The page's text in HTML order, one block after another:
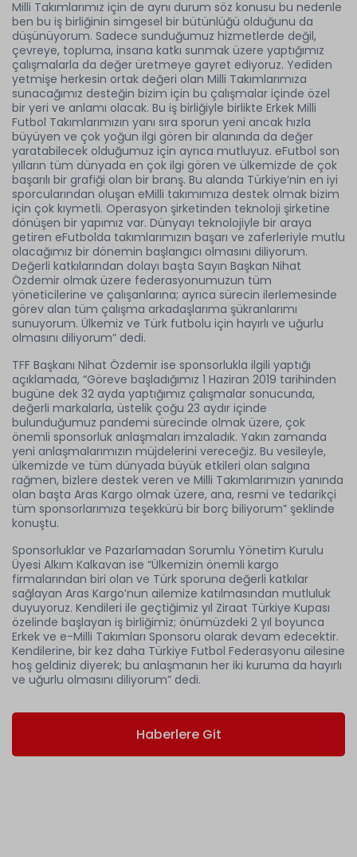
Milli Takımlarımız için de aynı durum söz konusu bu nedenle
ben bu iş birliğinin simgesel bir bütünlüğü olduğunu da
düşünüyorum. Sadece sunduğumuz hizmetlerde değil,
çevreye, topluma, insana katkı sunmak üzere yaptığımız
çalışmalarla da değer üretmeye gayret ediyoruz. Yediden
yetmişe herkesin ortak değeri olan Milli Takımlarımıza
sunacağımız desteğin bizim için bu çalışmalar içinde özel
bir yeri ve anlamı olacak. Bu iş birliğiyle birlikte Erkek Milli
Futbol Takımlarımızın yanı sıra sporun yeni ancak hızla
büyüyen ve çok yoğun ilgi gören bir alanında da değer
yaratabilecek olduğumuz için ayrıca mutluyuz. eFutbol son
yılların tüm dünyada en çok ilgi gören ve ülkemizde de çok
başarılı bir grafiği olan bir branş. Bu alanda Türkiye’nin en iyi
sporcularından oluşan eMilli takımımıza destek olmak bizim
için çok kıymetli. Operasyon şirketinden teknoloji şirketine
dönüşen bir yapımız var. Dünyayı teknolojiyle bir araya
getiren eFutbolda takımlarımızın başarı ve zaferleriyle mutlu
olacağımız bir dönemin başlangıcı olmasını diliyorum.
Değerli katkılarından dolayı başta Sayın Başkan Nihat
Özdemir olmak üzere federasyonumuzun tüm
yöneticilerine ve çalışanlarına; ayrıca sürecin ilerlemesinde
görev alan tüm çalışma arkadaşlarıma şükranlarımı
sunuyorum. Ülkemiz ve Türk futbolu için hayırlı ve uğurlu
olmasını diliyorum” dedi.
TFF Başkanı Nihat Özdemir ise sponsorlukla ilgili yaptığı
açıklamada, “Göreve başladığımız 1 Haziran 2019 tarihinden
bugüne dek 32 ayda yaptığımız çalışmalar sonucunda,
değerli markalarla, üstelik çoğu 23 aydır içinde
bulunduğumuz pandemi sürecinde olmak üzere, çok
önemli sponsorluk anlaşmaları imzaladık. Yakın zamanda
yeni anlaşmalarımızın müjdelerini vereceğiz. Bu vesileyle,
ülkemizde ve tüm dünyada büyük etkileri olan salgına
rağmen, bizlere destek veren ve Milli Takımlarımızın yanında
olan başta Aras Kargo olmak üzere, ana, resmi ve tedarikçi
tüm sponsorlarımıza teşekkürü bir borç biliyorum” şeklinde
konuştu.
Sponsorluklar ve Pazarlamadan Sorumlu Yönetim Kurulu
Üyesi Alkım Kalkavan ise “Ülkemizin önemli kargo
firmalarından biri olan ve Türk sporuna değerli katkılar
sağlayan Aras Kargo’nun ailemize katılmasından mutluluk
duyuyoruz. Kendileri ile geçtiğimiz yıl Ziraat Türkiye Kupası
özelinde başlayan iş birliğimiz; önümüzdeki 2 yıl boyunca
Erkek ve e-Milli Takımları Sponsoru olarak devam edecektir.
Kendilerine, bir kez daha Türkiye Futbol Federasyonu ailesine
hoş geldiniz diyerek; bu anlaşmanın her iki kuruma da hayırlı
ve uğurlu olmasını diliyorum” dedi.
Haberlere Git